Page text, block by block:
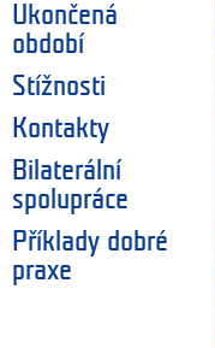
Ukončená
období
Stížnosti
Kontakty
Bilaterální
spolupráce
Příklady dobré
praxe